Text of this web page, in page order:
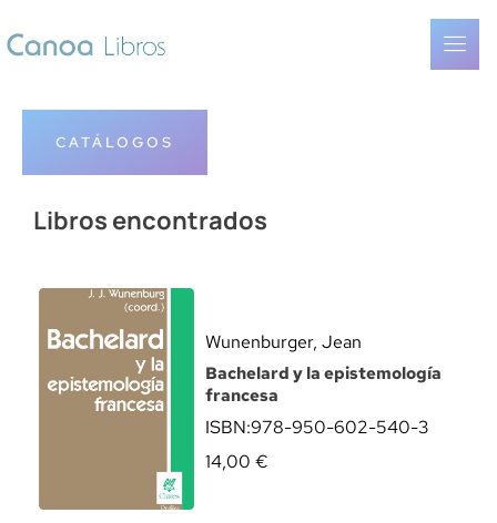
CATÁLOGOS
Libros encontrados
Wunenburger, Jean
Bachelard y la epistemología
francesa
ISBN:978-950-602-540-3
14,00 €